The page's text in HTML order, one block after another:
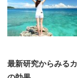
最新研究からみる